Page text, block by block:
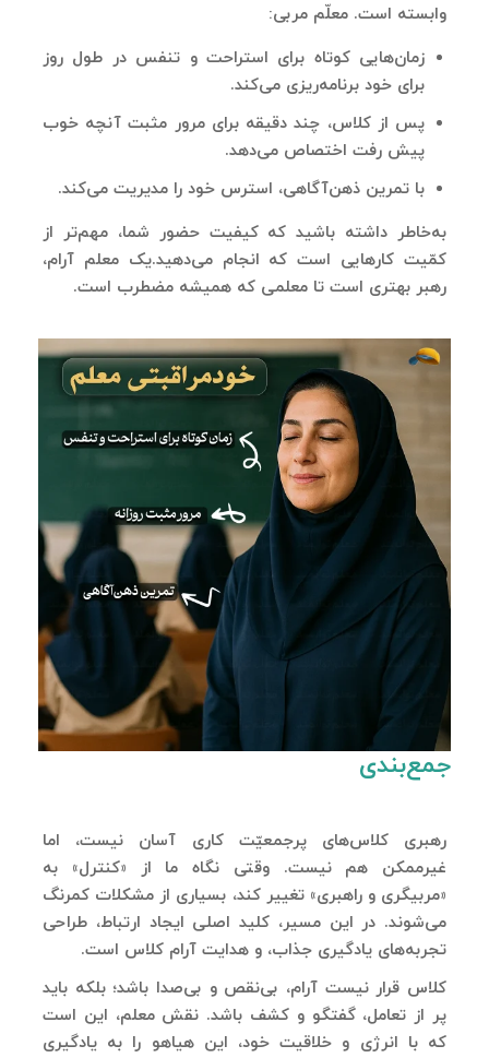
وابسته است. معلّم مربی:
زمان‌هایی کوتاه برای استراحت و تنفس در طول روز
برای خود برنامه‌ریزی می‌کند.
پس از کلاس، چند دقیقه برای مرور مثبت آنچه خوب
پیش رفت اختصاص می‌دهد.
با تمرین ذهن‌آگاهی، استرس خود را مدیریت می‌کند.
به‌خاطر داشته باشید که کیفیت حضور شما، مهم‌تر از
کمّیت کارهایی است که انجام می‌دهید.یک معلم آرام،
رهبر بهتری است تا معلمی که همیشه مضطرب است.
جمع‌بندی
رهبری کلاس‌های پرجمعیّت کاری آسان نیست، اما
غیرممکن هم نیست. وقتی نگاه ما از «کنترل» به
«مربیگری و راهبری» تغییر کند، بسیاری از مشکلات کمرنگ
می‌شوند. در این مسیر، کلید اصلی ایجاد ارتباط، طراحی
تجربه‌های یادگیری جذاب، و هدایت آرام کلاس است.
کلاس قرار نیست آرام، بی‌نقص و بی‌صدا باشد؛ بلکه باید
پر از تعامل، گفتگو و کشف باشد. نقش معلم، این است
که با انرژی و خلاقیت خود، این هیاهو را به یادگیری